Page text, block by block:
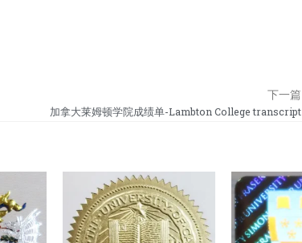
下一篇
加拿大莱姆顿学院成绩单-Lambton College transcript